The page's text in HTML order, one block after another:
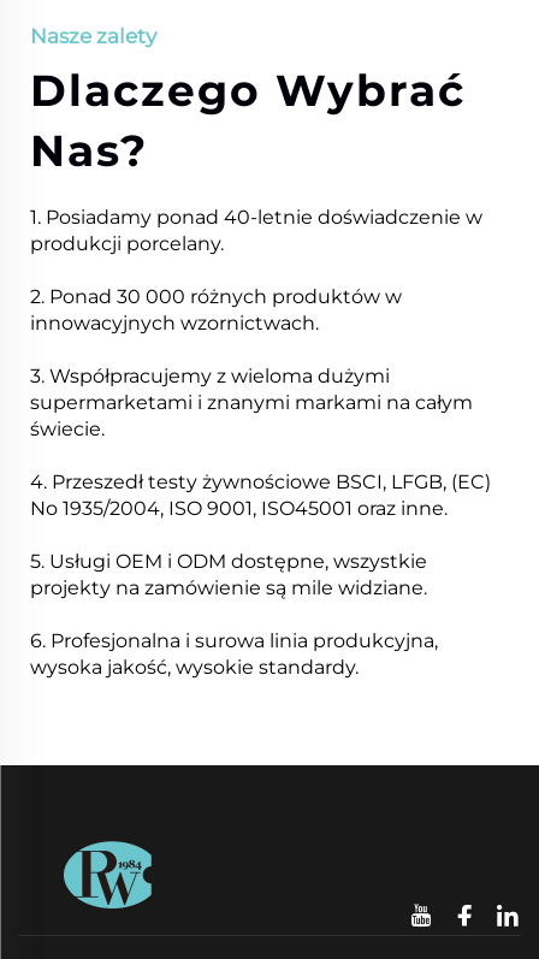
Nasze zalety
Dlaczego Wybrać
Nas?
1. Posiadamy ponad 40-letnie doświadczenie w
produkcji porcelany.
2. Ponad 30 000 różnych produktów w
innowacyjnych wzornictwach.
3. Współpracujemy z wieloma dużymi
supermarketami i znanymi markami na całym
świecie.
4. Przeszedł testy żywnościowe BSCI, LFGB, (EC)
No 1935/2004, ISO 9001, ISO45001 oraz inne.
5. Usługi OEM i ODM dostępne, wszystkie
projekty na zamówienie są mile widziane.
6. Profesjonalna i surowa linia produkcyjna,
wysoka jakość, wysokie standardy.